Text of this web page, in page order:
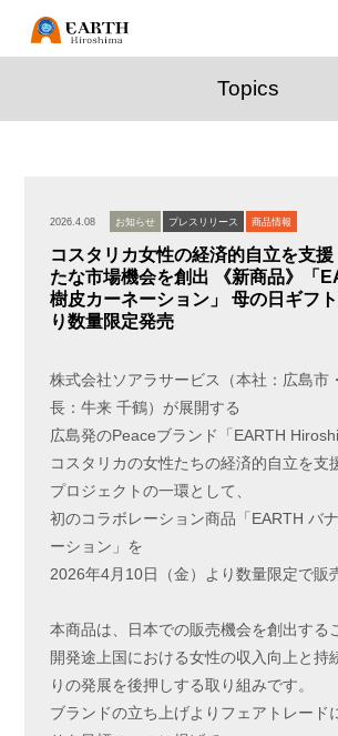
Topics
2026.4.08 お知らせ プレスリリース 商品情報
コスタリカ女性の経済的自立を支
たな市場機会を創出 《新商品》「
樹皮カーネーション」 母の日ギフ
り数量限定発売
株式会社ソアラサービス（本社：広島市
長：牛来 千鶴）が展開する
広島発のPeaceブランド「EARTH
コスタリカの女性たちの経済的自立を支
プロジェクトの一環として、
初のコラボレーション商品「EARTH バ
ーション」を
2026年4月10日（金）より数量限定で販
本商品は、日本での販売機会を創出する
開発途上国における女性の収入向上と持
りの発展を後押しする取り組みです。
ブランドの立ち上げよりフェアトレード